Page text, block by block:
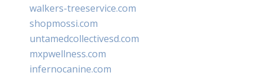
walkers-treeservice.com
shopmossi.com
untamedcollectivesd.com
mxpwellness.com
infernocanine.com